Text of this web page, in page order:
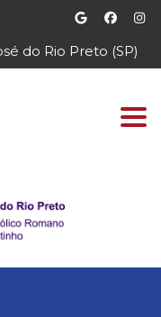
do Rio Preto (SP)